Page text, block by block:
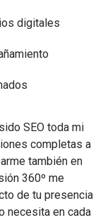
digitales
SEO toda mi
completas a
también en
360º me
de tu presencia
necesita en cada